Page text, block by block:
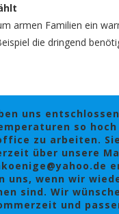
armen Familien ein
die dringend
uns
so
zu arbeiten.
über unsere
uns, wenn wir
sind. Wir
und